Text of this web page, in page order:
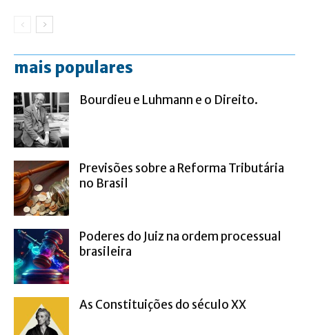
mais populares
Bourdieu e Luhmann e o Direito.
Previsões sobre a Reforma Tributária
no Brasil
Poderes do Juiz na ordem processual
brasileira
As Constituições do século XX